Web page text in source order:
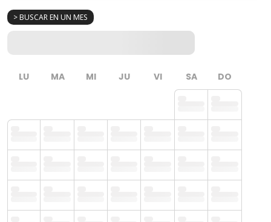
> BUSCAR EN UN MES
LU MA MI JU VI SA DO